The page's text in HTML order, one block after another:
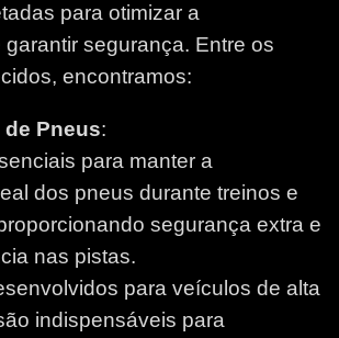
para otimizar a
segurança. Entre os
encontramos:
Pneus:
para manter a
dos pneus durante treinos e
segurança extra e
nas pistas.
para veículos de alta
indispensáveis para